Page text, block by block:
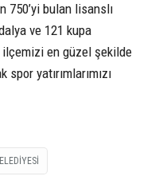
750’yi bulan lisanslı
ve 121 kupa
en güzel şekilde
yatırımlarımızı